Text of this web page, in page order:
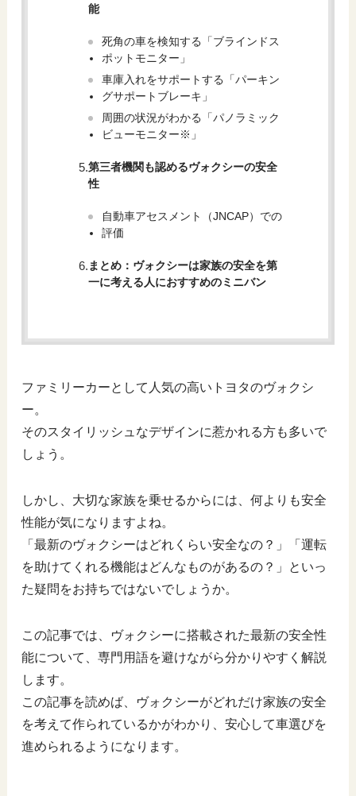
能
死角の車を検知する「ブラインドス
ポットモニター」
車庫入れをサポートする「パーキン
グサポートブレーキ」
周囲の状況がわかる「パノラミック
ビューモニター※」
第三者機関も認めるヴォクシーの安全
性
自動車アセスメント（JNCAP）での
評価
まとめ：ヴォクシーは家族の安全を第
一に考える人におすすめのミニバン
ファミリーカーとして人気の高いトヨタのヴォクシ
ー。
そのスタイリッシュなデザインに惹かれる方も多いで
しょう。
しかし、大切な家族を乗せるからには、何よりも安全
性能が気になりますよね。
「最新のヴォクシーはどれくらい安全なの？」「運転
を助けてくれる機能はどんなものがあるの？」といっ
た疑問をお持ちではないでしょうか。
この記事では、ヴォクシーに搭載された最新の安全性
能について、専門用語を避けながら分かりやすく解説
します。
この記事を読めば、ヴォクシーがどれだけ家族の安全
を考えて作られているかがわかり、安心して車選びを
進められるようになります。